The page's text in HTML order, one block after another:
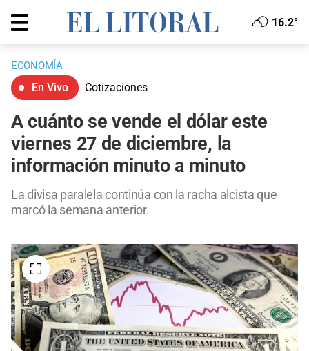
16.2°
ECONOMÍA
En Vivo Cotizaciones
A cuánto se vende el dólar este
viernes 27 de diciembre, la
información minuto a minuto
La divisa paralela continúa con la racha alcista que
marcó la semana anterior.